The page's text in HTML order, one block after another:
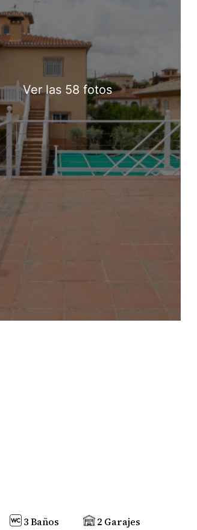
Ver las 58 fotos
3 Baños 2 Garajes